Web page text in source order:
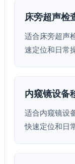
床旁超声检
适合床旁超声
速定位和日常
内窥镜设备
适合内窥镜设
快速定位和日